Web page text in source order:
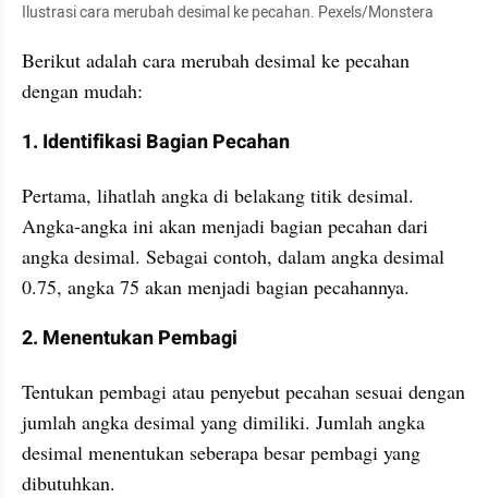
Ilustrasi cara merubah desimal ke pecahan. Pexels/Monstera
Berikut adalah cara merubah desimal ke pecahan
dengan mudah:
1. Identifikasi Bagian Pecahan
Pertama, lihatlah angka di belakang titik desimal.
Angka-angka ini akan menjadi bagian pecahan dari
angka desimal. Sebagai contoh, dalam angka desimal
0.75, angka 75 akan menjadi bagian pecahannya.
2. Menentukan Pembagi
Tentukan pembagi atau penyebut pecahan sesuai dengan
jumlah angka desimal yang dimiliki. Jumlah angka
desimal menentukan seberapa besar pembagi yang
dibutuhkan.